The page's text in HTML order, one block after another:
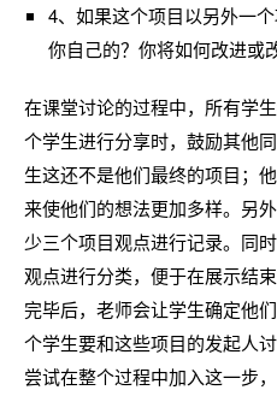
4、如果这个项目以另外一
你自己的？你将如何改进或
在课堂讨论的过程中，所有学
个学生进行分享时，鼓励其他
生这还不是他们最终的项目；
来使他们的想法更加多样。另
少三个项目观点进行记录。同
观点进行分类，便于在展示结
完毕后，老师会让学生确定他
个学生要和这些项目的发起人
尝试在整个过程中加入这一步